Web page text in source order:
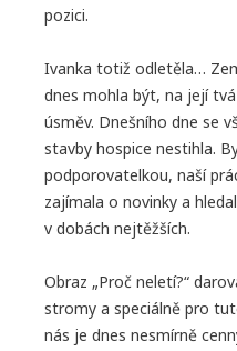
pozici.
Ivanka totiž odletěla…
dnes mohla být, na její
úsměv. Dnešního dne se
stavby hospice nestihla.
podporovatelkou, naší
zajímala o novinky a
v dobách nejtěžších.
Obraz „Proč neletí?“
stromy a speciálně pro
nás je dnes nesmírně